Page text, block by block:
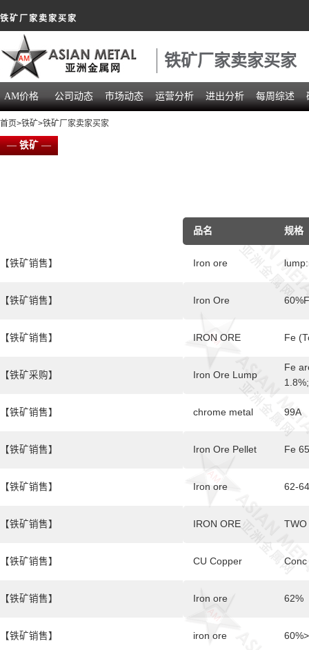
铁矿厂家卖家买家
铁矿厂家卖家买家
AM价格 公司动态 市场动态 运营分析 进出分析 每周综述
首页>铁矿>铁矿厂家卖家买家
—铁矿—
【铁矿销售】
【铁矿销售】
【铁矿销售】
【铁矿采购】
【铁矿销售】
【铁矿销售】
【铁矿销售】
【铁矿销售】
【铁矿销售】
【铁矿销售】
【铁矿销售】
品名 规格
Iron ore
Iron Ore
IRON ORE Fe
Iron Ore Lump
Fe
chrome metal 99A
Iron Ore Pellet Fe
Iron ore 62-
IRON ORE TWO
CU Copper Conc
Iron ore 62%
iron ore 60%>